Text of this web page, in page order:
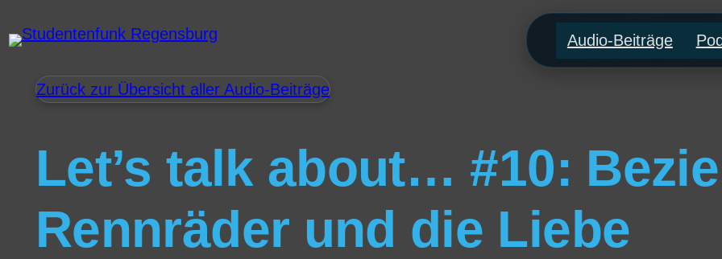
Audio-Beiträge
Zurück zur Übersicht aller Audio-Beiträge
Let’s talk about… #10:
Rennräder und die Liebe